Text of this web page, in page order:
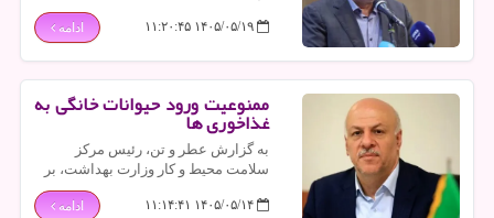
مأموریت های جهاد دانشگاهی، پرداختن
به مسایل کشور و مردم با تأکید بر
۱۴۰۵/۰۵/۱۹ ۱۱:۲۰:۴۵ ادامه
ممنوعیت ورود حیوانات خانگی به
غذاخوری ها
به گزارش عطر و تن، رئیس مرکز
سلامت محیط و کار وزارت بهداشت، بر
ممنوعیت ورود حیوانات خانگی به مراکز
تهیه و عرضه مواد غذایی، این اقدام را
۱۴۰۵/۰۵/۱۴ ۱۱:۱۴:۴۱ ادامه